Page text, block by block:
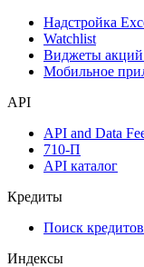
Надстройка
Watchlist
Виджеты
Мобильное
API
API and Data
710-П
API каталог
Кредиты
Поиск кредитов
Индексы